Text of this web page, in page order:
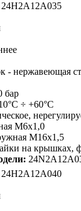
- нержавеющая
бар
÷ +60°C
M6x1,0
M16x1,5
на крышках,